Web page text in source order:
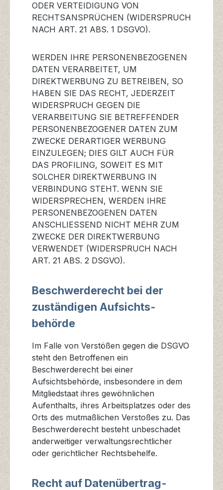
ODER VERTEIDIGUNG VON
RECHTSANSPRÜCHEN (WIDERSPRUCH
NACH ART. 21 ABS. 1 DSGVO).
WERDEN IHRE PERSONENBEZOGENEN
DATEN VERARBEITET, UM
DIREKTWERBUNG ZU BETREIBEN, SO
HABEN SIE DAS RECHT, JEDERZEIT
WIDERSPRUCH GEGEN DIE
VERARBEITUNG SIE BETREFFENDER
PERSONENBEZOGENER DATEN ZUM
ZWECKE DERARTIGER WERBUNG
EINZULEGEN; DIES GILT AUCH FÜR
DAS PROFILING, SOWEIT ES MIT
SOLCHER DIREKTWERBUNG IN
VERBINDUNG STEHT. WENN SIE
WIDERSPRECHEN, WERDEN IHRE
PERSONENBEZOGENEN DATEN
ANSCHLIESSEND NICHT MEHR ZUM
ZWECKE DER DIREKTWERBUNG
VERWENDET (WIDERSPRUCH NACH
ART. 21 ABS. 2 DSGVO).
Beschwerde­recht bei der
zuständigen Aufsichts­
behörde
Im Falle von Verstößen gegen die DSGVO
steht den Betroffenen ein
Beschwerderecht bei einer
Aufsichtsbehörde, insbesondere in dem
Mitgliedstaat ihres gewöhnlichen
Aufenthalts, ihres Arbeitsplatzes oder des
Orts des mutmaßlichen Verstoßes zu. Das
Beschwerderecht besteht unbeschadet
anderweitiger verwaltungsrechtlicher
oder gerichtlicher Rechtsbehelfe.
Recht auf Daten­übertrag­